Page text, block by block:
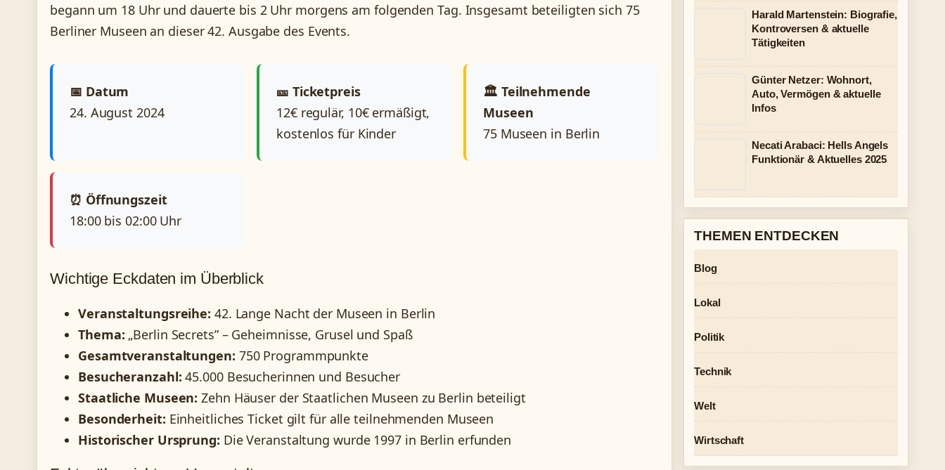
begann um 18 Uhr und dauerte bis 2 Uhr morgens am folgenden Tag. Insgesamt beteiligten sich 75
Berliner Museen an dieser 42. Ausgabe des Events.
📅 Datum
24. August 2024
🎫 Ticketpreis
12€ regulär, 10€ ermäßigt,
kostenlos für Kinder
🏛️ Teilnehmende
Museen
75 Museen in Berlin
⏰ Öffnungszeit
18:00 bis 02:00 Uhr
Wichtige Eckdaten im Überblick
Veranstaltungsreihe: 42. Lange Nacht der Museen in Berlin
Thema: „Berlin Secrets” – Geheimnisse, Grusel und Spaß
Gesamtveranstaltungen: 750 Programmpunkte
Besucheranzahl: 45.000 Besucherinnen und Besucher
Staatliche Museen: Zehn Häuser der Staatlichen Museen zu Berlin beteiligt
Besonderheit: Einheitliches Ticket gilt für alle teilnehmenden Museen
Historischer Ursprung: Die Veranstaltung wurde 1997 in Berlin erfunden
Harald Martenstein: Biografie,
Kontroversen & aktuelle
Tätigkeiten
Günter Netzer: Wohnort,
Auto, Vermögen & aktuelle
Infos
Necati Arabaci: Hells Angels
Funktionär & Aktuelles 2025
THEMEN ENTDECKEN
Blog
Lokal
Politik
Technik
Welt
Wirtschaft